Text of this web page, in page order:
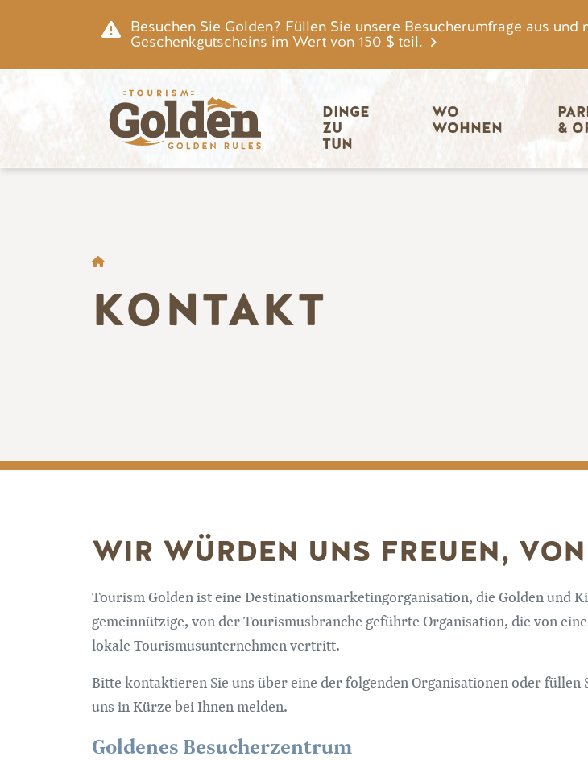
Besuchen Sie Golden? Füllen Sie unsere Besucherumfrage aus und
Geschenkgutscheins im Wert von 150 $ teil.
DINGE
ZU
TUN
WO
WOHNEN
&
BROTKRÜMEL
KONTAKT
WIR WÜRDEN UNS FREUEN,
Tourism Golden ist eine Destinationsmarketingorganisation, die Golden und
gemeinnützige, von der Tourismusbranche geführte Organisation, die von
lokale Tourismusunternehmen vertritt.
Bitte kontaktieren Sie uns über eine der folgenden Organisationen oder
uns in Kürze bei Ihnen melden.
Goldenes Besucherzentrum